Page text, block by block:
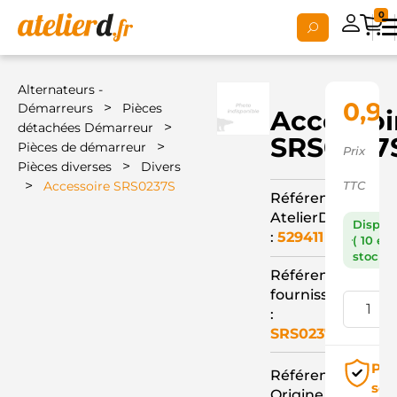
0
Alternateurs -
Démarreurs
>
Pièces
détachées Démarreur
>
Pièces de démarreur >
Pièces diverses > Divers
> Accessoire SRS0237S
Référence
AtelierD
:529411
Référence
fournisseur
:
SRS0237S
Référence
0,92
Prix
TTC
( 10 en
stock )